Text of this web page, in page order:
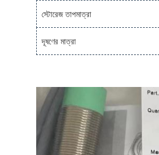
স্টোরেজ তাপমাত্রা
দূষণের মাত্রা